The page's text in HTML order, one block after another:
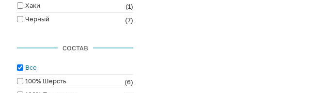
Хаки
(1)
Черный
(7)
СОСТАВ
Все
100% Шерсть
(6)